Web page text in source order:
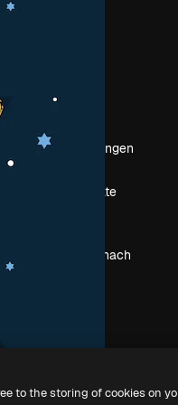
Suchtrends
Veranstaltungen
Deine Inhalte
Suchst du nach
to the storing of cookies on